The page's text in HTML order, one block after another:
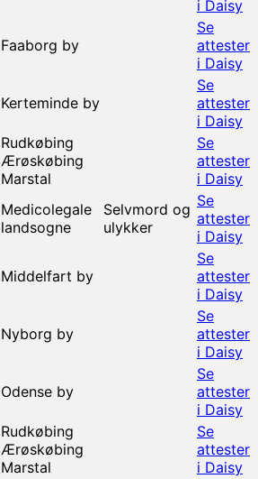
i Daisy
Faaborg by
Se
attester
i Daisy
Kerteminde by
Se
attester
i Daisy
Rudkøbing
Ærøskøbing
Marstal
Se
attester
i Daisy
Medicolegale
landsogne
Selvmord og
ulykker
Se
attester
i Daisy
Middelfart by
Se
attester
i Daisy
Nyborg by
Se
attester
i Daisy
Odense by
Se
attester
i Daisy
Rudkøbing
Ærøskøbing
Marstal
Se
attester
i Daisy